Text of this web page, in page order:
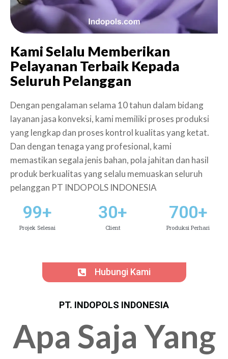
Kami Selalu Memberikan
Pelayanan Terbaik Kepada
Seluruh Pelanggan
Dengan pengalaman selama 10 tahun dalam bidang
layanan jasa konveksi, kami memiliki proses produksi
yang lengkap dan proses kontrol kualitas yang ketat.
Dan dengan tenaga yang profesional, kami
memastikan segala jenis bahan, pola jahitan dan hasil
produk berkualitas yang selalu memuaskan seluruh
pelanggan PT INDOPOLS INDONESIA
Hubungi Kami
99+
Projek Selesai
30+
Client
700+
Produksi Perhari
PT. INDOPOLS INDONESIA
Apa Saja Yang